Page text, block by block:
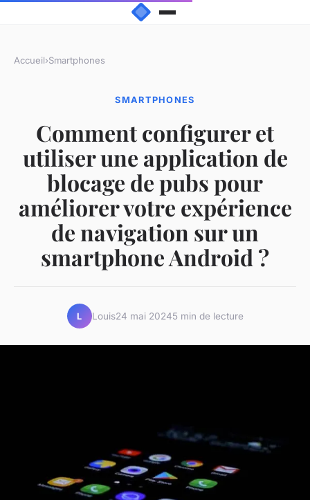
Accueil›Smartphones
SMARTPHONES
Comment configurer et
utiliser une application de
blocage de pubs pour
améliorer votre expérience
de navigation sur un
smartphone Android ?
L Louis24 mai 20245 min de lecture